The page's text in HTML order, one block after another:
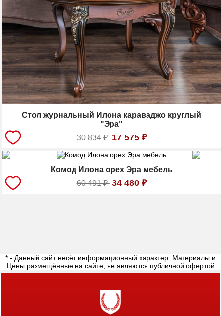
Стол журнальный Илона караваджо круглый
"Эра"
30 834₽ 17 575 ₽
Комод Илона орех Эра мебель
60 491₽ 34 480 ₽
* - Данный сайт несёт информационный характер. Материалы и
Цены размещённые на сайте, не являются публичной офертой